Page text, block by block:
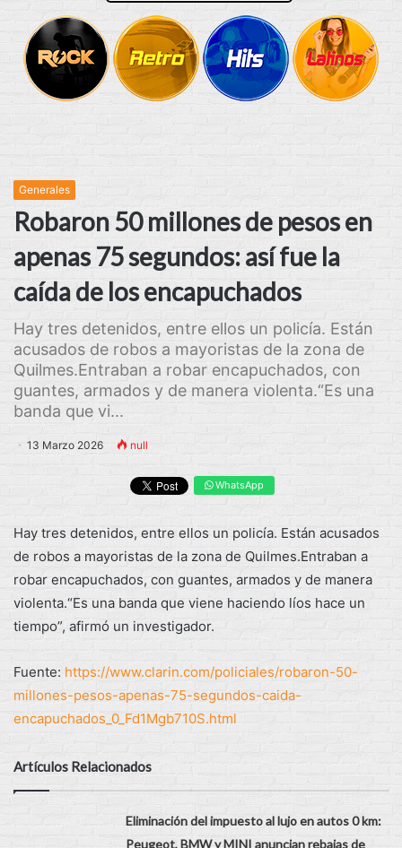
Generales
Robaron 50 millones de pesos en
apenas 75 segundos: así fue la
caída de los encapuchados
Hay tres detenidos, entre ellos un policía. Están
acusados de robos a mayoristas de la zona de
Quilmes.Entraban a robar encapuchados, con
guantes, armados y de manera violenta.“Es una
banda que vi...
13 Marzo 2026 null
WhatsApp
Hay tres detenidos, entre ellos un policía. Están acusados
de robos a mayoristas de la zona de Quilmes.Entraban a
robar encapuchados, con guantes, armados y de manera
violenta.“Es una banda que viene haciendo líos hace un
tiempo”, afirmó un investigador.
Fuente: https://www.clarin.com/policiales/robaron-50-
millones-pesos-apenas-75-segundos-caida-
encapuchados_0_Fd1Mgb710S.html
Artículos Relacionados
Eliminación del impuesto al lujo en autos 0 km:
Peugeot, BMW y MINI anuncian rebajas de